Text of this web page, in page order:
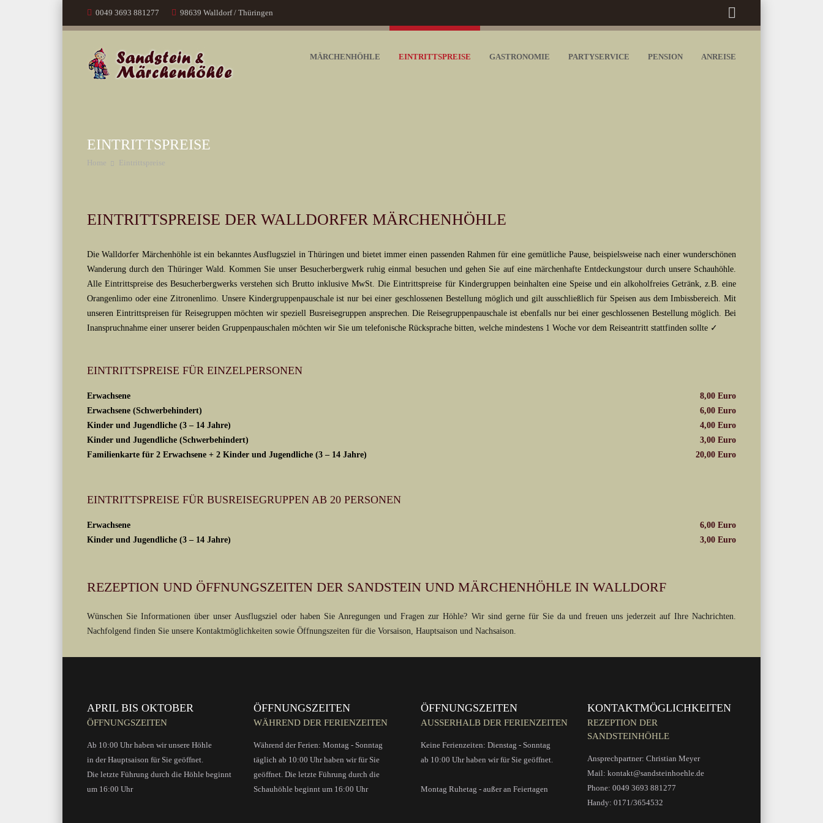
0049 3693 881277 98639 Walldorf / Thüringen
MÄRCHENHÖHLE EINTRITTSPREISE GASTRONOMIE PARTYSERVICE PENSION ANREISE
EINTRITTSPREISE
Home Eintrittspreise
EINTRITTSPREISE DER WALLDORFER MÄRCHENHÖHLE
Die Walldorfer Märchenhöhle ist ein bekanntes Ausflugsziel in Thüringen und bietet immer einen passenden Rahmen für eine gemütliche Pause, beispielsweise nach einer wunderschönen
Wanderung durch den Thüringer Wald. Kommen Sie unser Besucherbergwerk ruhig einmal besuchen und gehen Sie auf eine märchenhafte Entdeckungstour durch unsere Schauhöhle.
Alle Eintrittspreise des Besucherbergwerks verstehen sich Brutto inklusive MwSt. Die Eintrittspreise für Kindergruppen beinhalten eine Speise und ein alkoholfreies Getränk, z.B. eine
Orangenlimo oder eine Zitronenlimo. Unsere Kindergruppenpauschale ist nur bei einer geschlossenen Bestellung möglich und gilt ausschließlich für Speisen aus dem Imbissbereich. Mit
unseren Eintrittspreisen für Reisegruppen möchten wir speziell Busreisegruppen ansprechen. Die Reisegruppenpauschale ist ebenfalls nur bei einer geschlossenen Bestellung möglich. Bei
Inanspruchnahme einer unserer beiden Gruppenpauschalen möchten wir Sie um telefonische Rücksprache bitten, welche mindestens 1 Woche vor dem Reiseantritt stattfinden sollte ✓
EINTRITTSPREISE FÜR EINZELPERSONEN
Erwachsene
8,00 Euro
Erwachsene (Schwerbehindert)
6,00 Euro
Kinder und Jugendliche (3 – 14 Jahre)
4,00 Euro
Kinder und Jugendliche (Schwerbehindert)
3,00 Euro
Familienkarte für 2 Erwachsene + 2 Kinder und Jugendliche (3 – 14 Jahre)
20,00 Euro
EINTRITTSPREISE FÜR BUSREISEGRUPPEN AB 20 PERSONEN
Erwachsene
6,00 Euro
Kinder und Jugendliche (3 – 14 Jahre)
3,00 Euro
REZEPTION UND ÖFFNUNGSZEITEN DER SANDSTEIN UND MÄRCHENHÖHLE IN WALLDORF
Wünschen Sie Informationen über unser Ausflugsziel oder haben Sie Anregungen und Fragen zur Höhle? Wir sind gerne für Sie da und freuen uns jederzeit auf Ihre Nachrichten.
Nachfolgend finden Sie unsere Kontaktmöglichkeiten sowie Öffnungszeiten für die Vorsaison, Hauptsaison und Nachsaison.
APRIL BIS OKTOBER
ÖFFNUNGSZEITEN
Ab 10:00 Uhr haben wir unsere Höhle
in der Hauptsaison für Sie geöffnet.
Die letzte Führung durch die Höhle beginnt
um 16:00 Uhr
ÖFFNUNGSZEITEN
WÄHREND DER FERIENZEITEN
Während der Ferien: Montag - Sonntag
täglich ab 10:00 Uhr haben wir für Sie
geöffnet. Die letzte Führung durch die
Schauhöhle beginnt um 16:00 Uhr
ÖFFNUNGSZEITEN
AUSSERHALB DER FERIENZEITEN
Keine Ferienzeiten: Dienstag - Sonntag
ab 10:00 Uhr haben wir für Sie geöffnet.
Montag Ruhetag - außer an Feiertagen
KONTAKTMÖGLICHKEITEN
REZEPTION DER
SANDSTEINHÖHLE
Ansprechpartner: Christian Meyer
Mail: kontakt@sandsteinhoehle.de
Phone: 0049 3693 881277
Handy: 0171/3654532